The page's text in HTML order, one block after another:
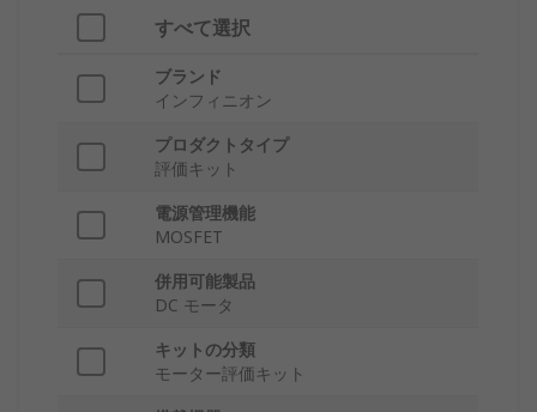
すべて選択
ブランド
インフィニオン
プロダクトタイプ
評価キット
電源管理機能
MOSFET
併用可能製品
DC モータ
キットの分類
モーター評価キット